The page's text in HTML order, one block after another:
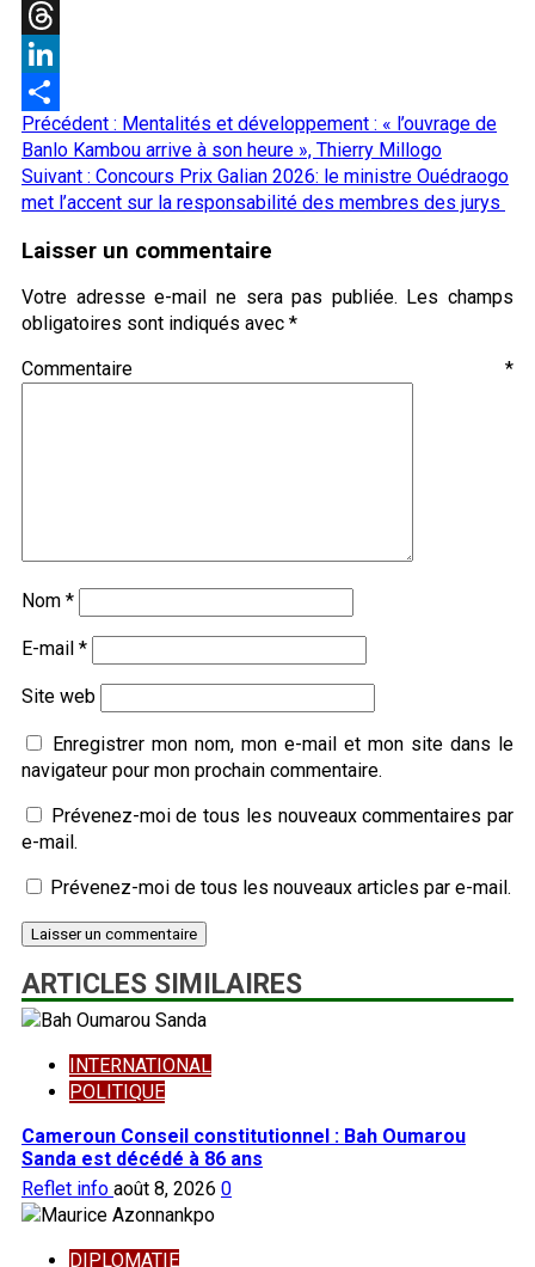
X
Threads
LinkedIn
Partager
Navigation
d’article
Précédent : Mentalités et développement : « l’ouvrage de
Banlo Kambou arrive à son heure », Thierry Millogo
Suivant : Concours Prix Galian 2026: le ministre Ouédraogo
met l’accent sur la responsabilité des membres des jurys
Laisser un commentaire
Votre adresse e-mail ne sera pas publiée. Les champs
obligatoires sont indiqués avec *
Commentaire *
Nom *
E-mail *
Site web
Enregistrer mon nom, mon e-mail et mon site dans le
navigateur pour mon prochain commentaire.
Prévenez-moi de tous les nouveaux commentaires par
e-mail.
Prévenez-moi de tous les nouveaux articles par e-mail.
ARTICLES SIMILAIRES
INTERNATIONAL
POLITIQUE
Cameroun Conseil constitutionnel : Bah Oumarou
Sanda est décédé à 86 ans
Reflet info août 8, 2026 0
DIPLOMATIE